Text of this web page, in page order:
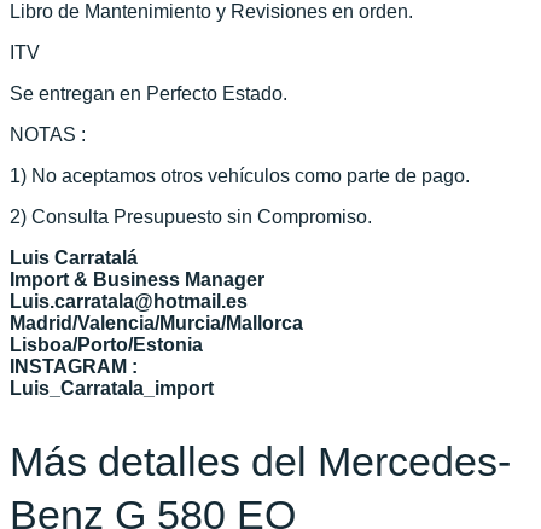
Libro de Mantenimiento y Revisiones en orden.
ITV
Se entregan en Perfecto Estado.
NOTAS :
1) No aceptamos otros vehículos como parte de pago.
2) Consulta Presupuesto sin Compromiso.
Luis Carratalá
Import & Business Manager
Luis.carratala@hotmail.es
Madrid/Valencia/Murcia/Mallorca
Lisboa/Porto/Estonia
INSTAGRAM :
Luis_Carratala_import
Más detalles del Mercedes-
Benz G 580 EQ